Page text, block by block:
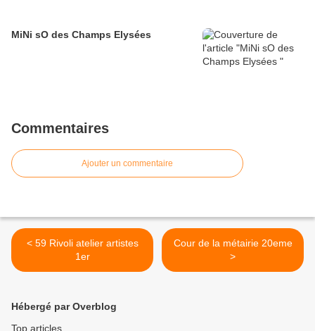
MiNi sO des Champs Elysées
Commentaires
Ajouter un commentaire
< 59 Rivoli atelier artistes
1er
Cour de la métairie 20eme
>
Hébergé par Overblog
Top articles